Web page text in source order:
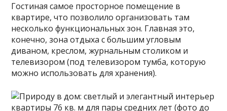
Гостиная самое просторное помещение в
квартире, что позволило организовать там
несколько функциональных зон. Главная это,
конечно, зона отдыха с большим угловым
диваном, креслом, журнальным столиком и
телевизором (под телевизором тумба, которую
можно использовать для хранения).